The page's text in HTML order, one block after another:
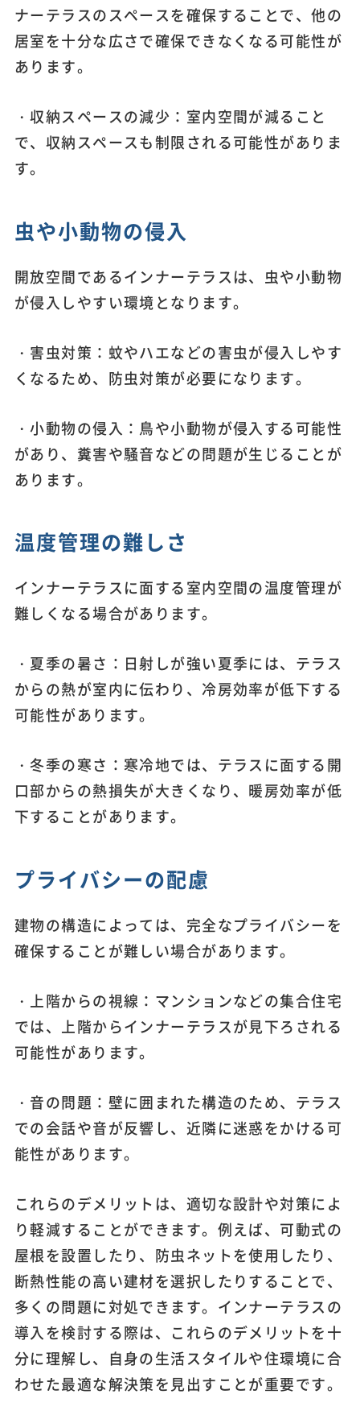
ナーテラスのスペースを確保することで、他の
居室を十分な広さで確保できなくなる可能性が
あります。
・収納スペースの減少：室内空間が減ること
で、収納スペースも制限される可能性がありま
す。
虫や小動物の侵入
開放空間であるインナーテラスは、虫や小動物
が侵入しやすい環境となります。
・害虫対策：蚊やハエなどの害虫が侵入しやす
くなるため、防虫対策が必要になります。
・小動物の侵入：鳥や小動物が侵入する可能性
があり、糞害や騒音などの問題が生じることが
あります。
温度管理の難しさ
インナーテラスに面する室内空間の温度管理が
難しくなる場合があります。
・夏季の暑さ：日射しが強い夏季には、テラス
からの熱が室内に伝わり、冷房効率が低下する
可能性があります。
・冬季の寒さ：寒冷地では、テラスに面する開
口部からの熱損失が大きくなり、暖房効率が低
下することがあります。
プライバシーの配慮
建物の構造によっては、完全なプライバシーを
確保することが難しい場合があります。
・上階からの視線：マンションなどの集合住宅
では、上階からインナーテラスが見下ろされる
可能性があります。
・音の問題：壁に囲まれた構造のため、テラス
での会話や音が反響し、近隣に迷惑をかける可
能性があります。
これらのデメリットは、適切な設計や対策によ
り軽減することができます。例えば、可動式の
屋根を設置したり、防虫ネットを使用したり、
断熱性能の高い建材を選択したりすることで、
多くの問題に対処できます。インナーテラスの
導入を検討する際は、これらのデメリットを十
分に理解し、自身の生活スタイルや住環境に合
わせた最適な解決策を見出すことが重要です。